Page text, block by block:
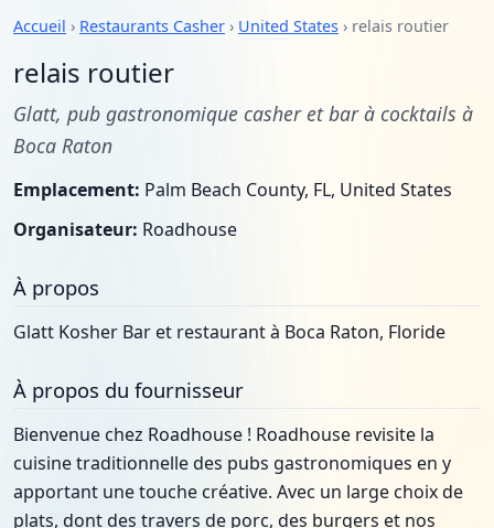
Accueil › Restaurants Casher › United States › relais routier
relais routier
Glatt, pub gastronomique casher et bar à cocktails à
Boca Raton
Emplacement: Palm Beach County, FL, United States
Organisateur: Roadhouse
À propos
Glatt Kosher Bar et restaurant à Boca Raton, Floride
À propos du fournisseur
Bienvenue chez Roadhouse ! Roadhouse revisite la
cuisine traditionnelle des pubs gastronomiques en y
apportant une touche créative. Avec un large choix de
plats, dont des travers de porc, des burgers et nos